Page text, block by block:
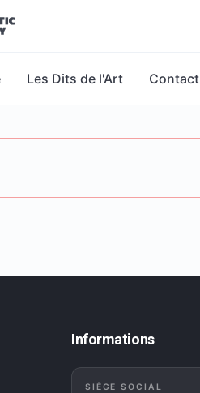
Les Dits de l'Art Contact
Informations
SIÈGE SOCIAL